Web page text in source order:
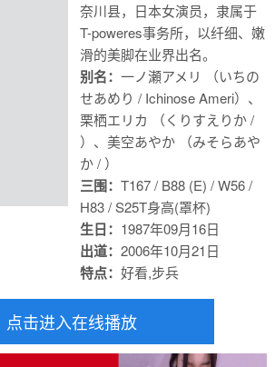
奈川县，日本女演员，隶属于
T-poweres事务所，以纤细、嫩
滑的美脚在业界出名。
别名： 一ノ瀬アメリ （いちの
せあめり / Ichinose Ameri）、
栗栖エリカ （くりすえりか /
）、美空あやか （みそらあや
か / ）
三围： T167 / B88 (E) / W56 /
H83 / S25T身高(罩杯)
生日： 1987年09月16日
出道： 2006年10月21日
特点： 好看,步兵
点击进入在线播放